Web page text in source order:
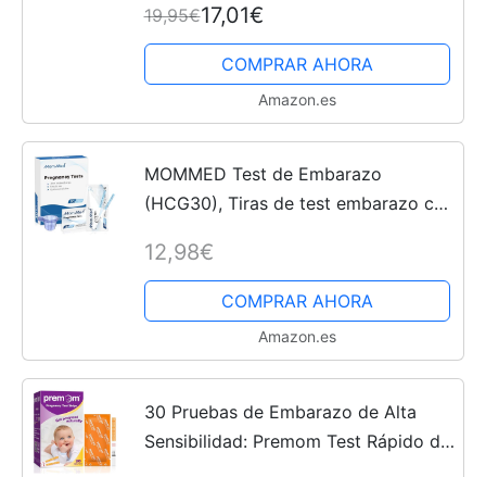
Karité BIO y Aceites Esenciales, Uso
Antes y...
19,95€17,01€
COMPRAR AHORA
Amazon.es
MOMMED Test de Embarazo
(HCG30), Tiras de test embarazo con
detección temprana, resultados
rápidos y precisos, test embarazo...
12,98€
COMPRAR AHORA
Amazon.es
30 Pruebas de Embarazo de Alta
Sensibilidad: Premom Test Rápido de